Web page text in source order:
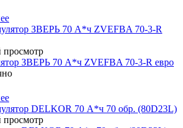
ЗВЕРЬ 70 А*ч ZVEFBA 70-3-R евро